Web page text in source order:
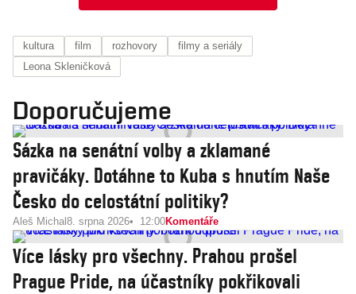
kultura film rozhovory
filmy a seriály
Leona Skleničková
Doporučujeme
Sázka na senátní volby a zklamané
pravičáky. Dotáhne to Kuba s hnutím Naše
Česko do celostátní politiky?
Aleš Michal 8. srpna 2026 12:00Komentáře
Více lásky pro všechny. Prahou prošel
Prague Pride, na účastníky pokřikovali